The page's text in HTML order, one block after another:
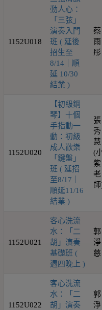
1152U018
動人心：
「三弦」
演奏入門
班 ( 延後
招生至
8/14｜順
延 10/30
結業 )
蔡
雨
彤
1152U020
【初級鋼
琴】十個
手指動一
動：初級
成人歡樂
「鍵盤」
班 ( 延招
至8/17｜
順延11/16
結業 )
張
秀
慧
(
紫
老
1152U021
客心洗流
水：「二
胡」演奏
基礎班 (
週四晚上 )
郭
淨
慈
1152U022
客心洗流
水：「二
胡」演奏
郭
淨